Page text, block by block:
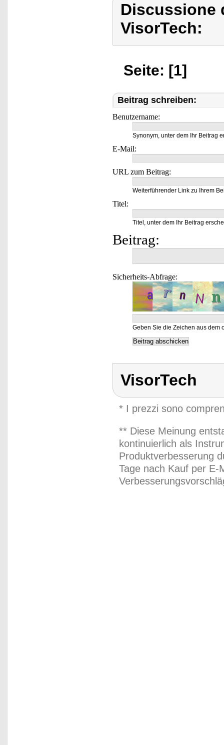
Discussione
VisorTech:
Seite: [1]
Beitrag schreiben:
Benutzername:
Synonym, unter dem Ihr Beitrag
E-Mail:
URL zum Beitrag:
Weiterführender Link zu Ihrem
Titel:
Titel, unter dem Ihr Beitrag
Beitrag:
Sicherheits-Abfrage:
Geben Sie die Zeichen aus dem
VisorTech
* I prezzi sono
** Diese Meinung
kontinuierlich als
Produktverbesserung
Tage nach Kauf per E-